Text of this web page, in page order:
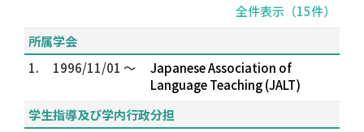
全件表示（15件）
所属学会
1.
1996/11/01 ～
Japanese Association of
Language Teaching (JALT)
学生指導及び学内行政分担